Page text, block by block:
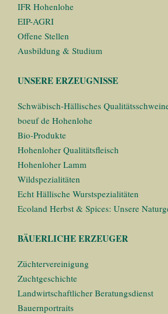
IFR Hohenlohe
EIP-AGRI
Offene Stellen
Ausbildung & Studium
UNSERE ERZEUGNISSE
Schwäbisch-Hällisches
boeuf de Hohenlohe
Bio-Produkte
Hohenloher Qualitätsfleisch
Hohenloher Lamm
Wildspezialitäten
Echt Hällische Wurstspezialitäten
Ecoland Herbst & Spices: Unsere
BÄUERLICHE ERZEUGER
Züchtervereinigung
Zuchtgeschichte
Landwirtschaftlicher Beratungsdienst
Bauernportraits